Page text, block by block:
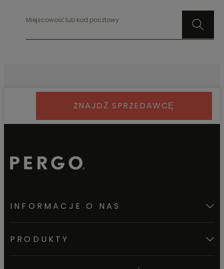
Miejscowość lub kod pocztowy
ZNAJDŹ SPRZEDAWCĘ
INFORMACJE O NAS
PRODUKTY